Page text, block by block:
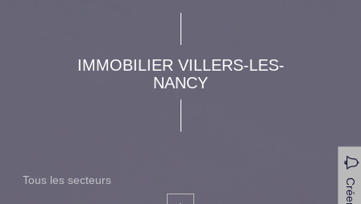
IMMOBILIER VILLERS-LES-
NANCY
Tous les secteurs